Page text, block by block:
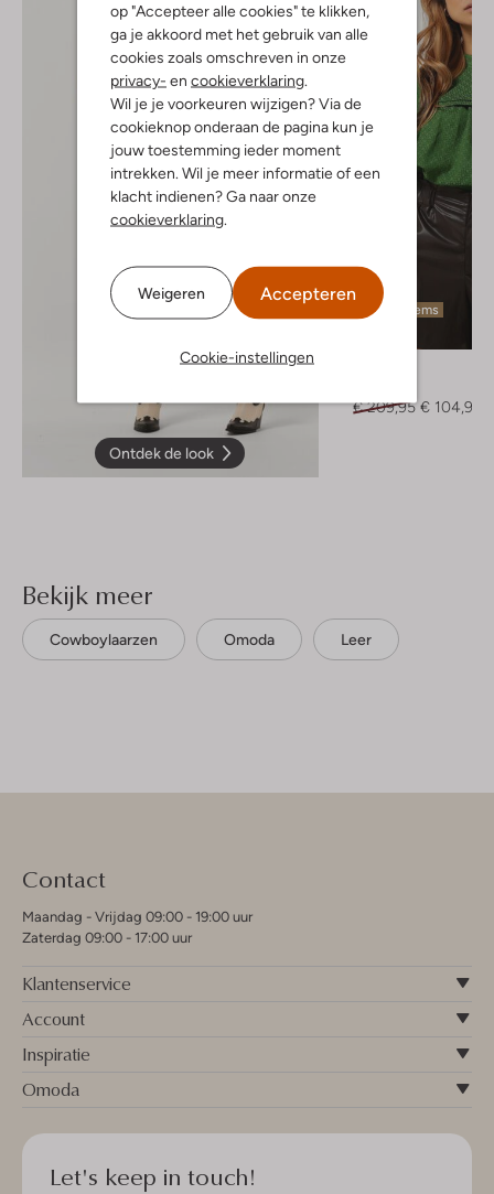
op "Accepteer alle cookies" te klikken,
ga je akkoord met het gebruik van alle
cookies zoals omschreven in onze
privacy- en cookieverklaring.
Wil je je voorkeuren wijzigen? Via de
cookieknop onderaan de pagina kun je
jouw toestemming ieder moment
intrekken. Wil je meer informatie of een
klacht indienen? Ga naar onze
cookieverklaring.
Weigeren Accepteren
Cookie-instellingen
Ontdek de look
Laatste items
€ 209,95 € 104,95
Bekijk meer
Cowboylaarzen Omoda Leer
Contact
Maandag - Vrijdag 09:00 - 19:00 uur
Zaterdag 09:00 - 17:00 uur
Klantenservice
Account
Inspiratie
Omoda
Let's keep in touch!